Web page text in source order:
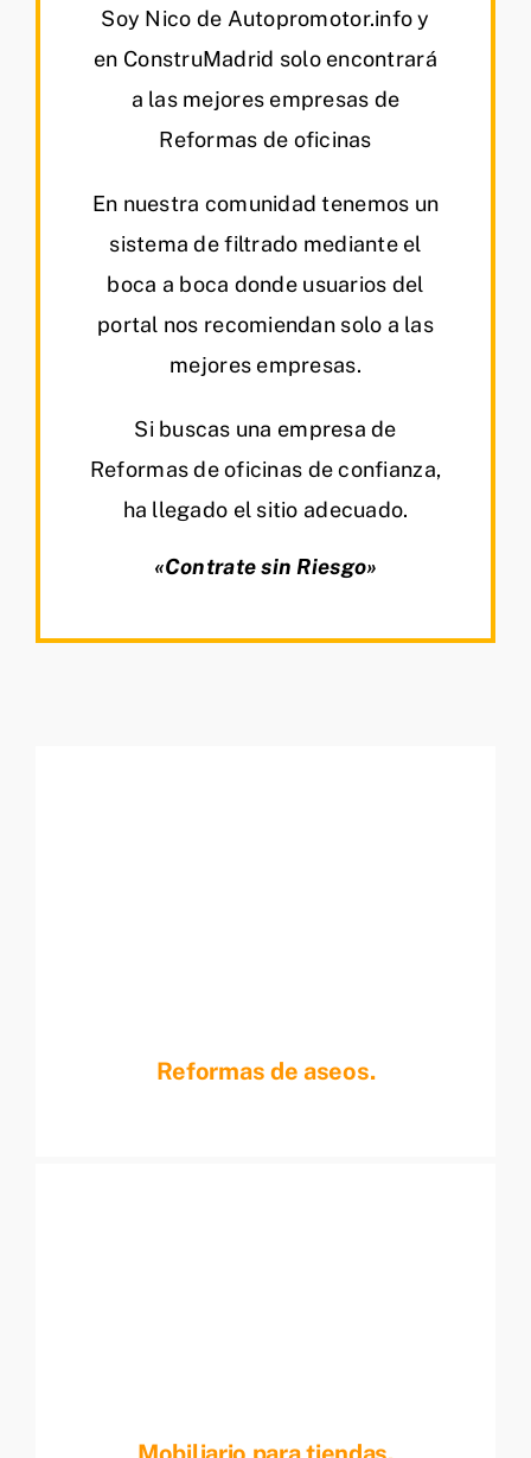
Soy Nico de Autopromotor.info y
en ConstruMadrid solo encontrará
a las mejores empresas de
Reformas de oficinas
En nuestra comunidad tenemos un
sistema de filtrado mediante el
boca a boca donde usuarios del
portal nos recomiendan solo a las
mejores empresas.
Si buscas una empresa de
Reformas de oficinas de confianza,
ha llegado el sitio adecuado.
«Contrate sin Riesgo»
Reformas de aseos.